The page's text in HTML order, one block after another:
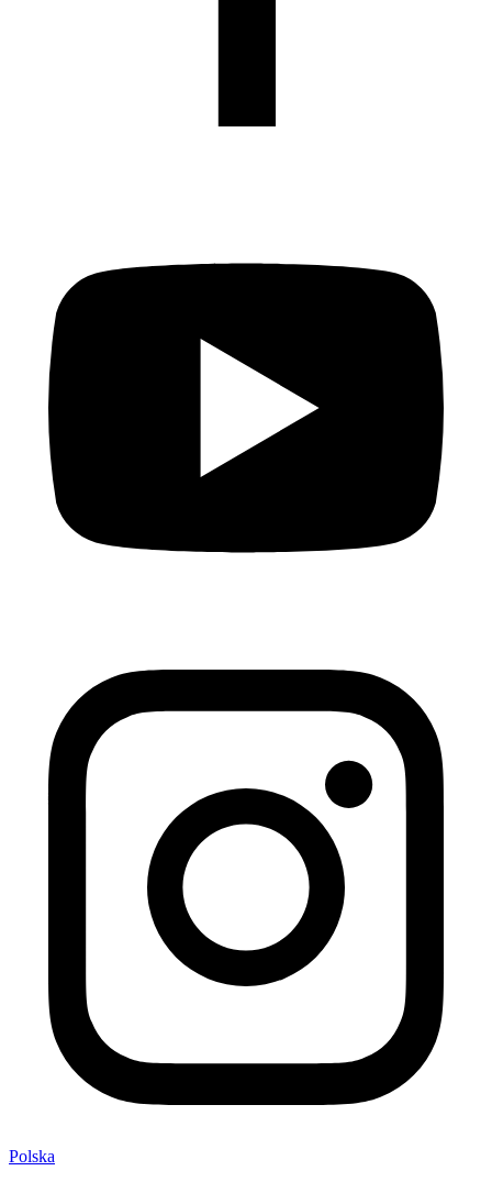
Polska